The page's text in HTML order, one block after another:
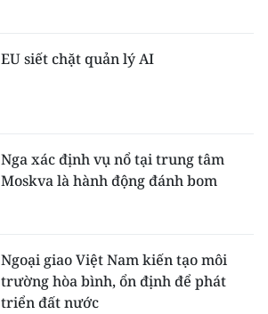
EU siết chặt quản lý AI
Nga xác định vụ nổ tại trung tâm
Moskva là hành động đánh bom
Ngoại giao Việt Nam kiến tạo môi
trường hòa bình, ổn định để phát
triển đất nước